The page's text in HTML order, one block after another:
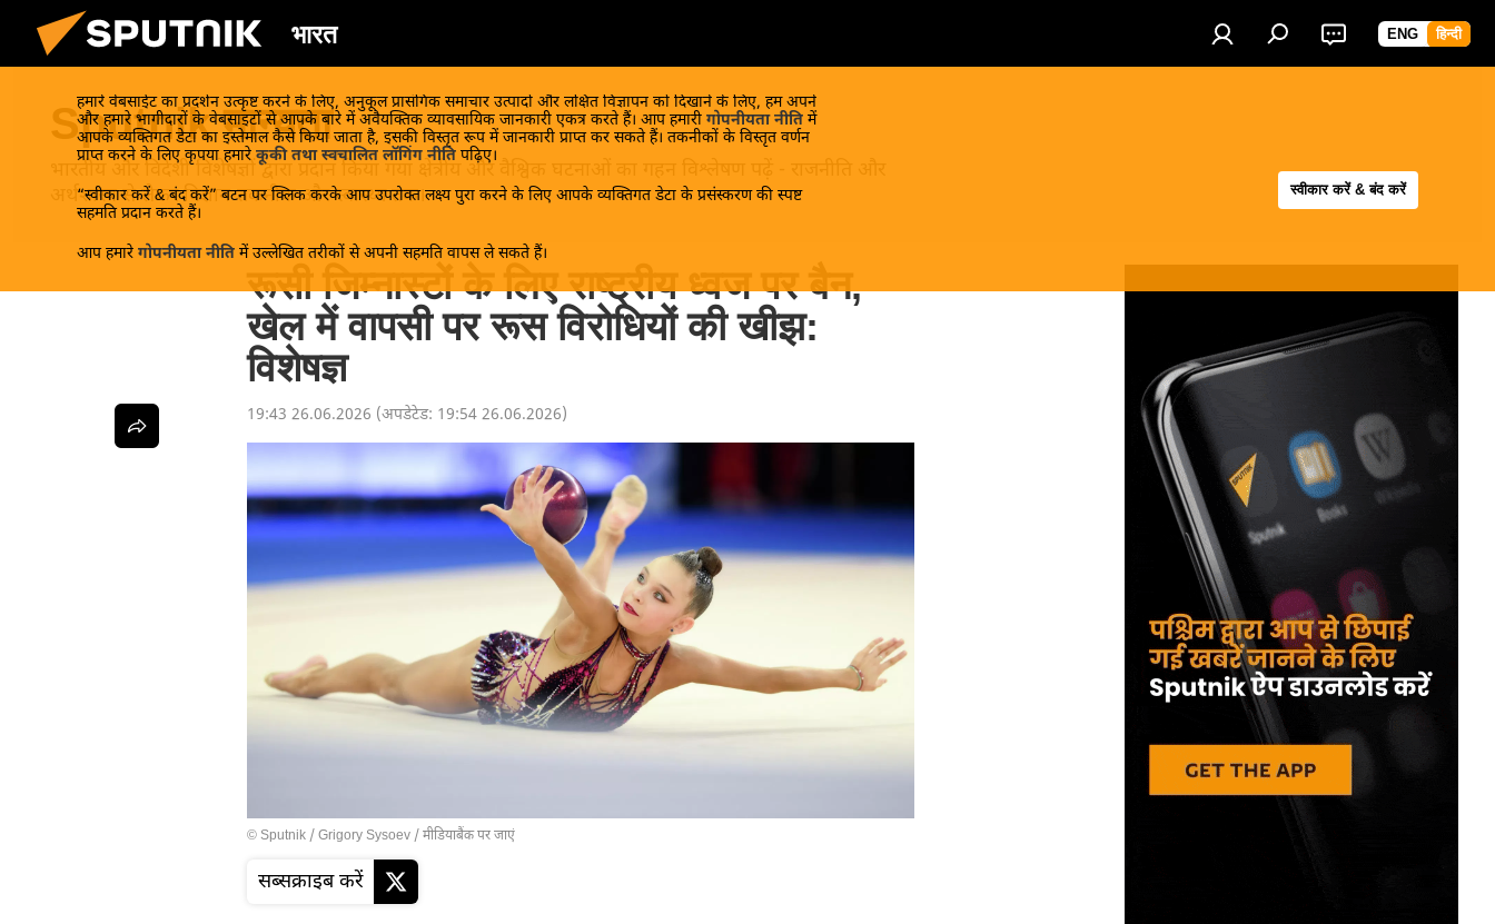
भारत ENG हिन्दी
हमारे वेबसाईट का प्रदर्शन उत्कृष्ट करने के लिए, अनुकूल प्रासंगिक समाचार उत्पादों और लक्षित विज्ञापन को दिखाने के लिए, हम अपने
और हमारे भागीदारों के वेबसाइटों से आपके बारे में अवैयक्तिक व्यावसायिक जानकारी एकत्र करते हैं। आप हमारी गोपनीयता नीति में
आपके व्यक्तिगत डेटा का इस्तेमाल कैसे किया जाता है, इसकी विस्तृत रूप में जानकारी प्राप्त कर सकते हैं। तकनीकों के विस्तृत वर्णन
प्राप्त करने के लिए कृपया हमारे कूकी तथा स्वचालित लॉगिंग नीति पढ़िए।
“स्वीकार करें & बंद करें” बटन पर क्लिक करके आप उपरोक्त लक्ष्य पुरा करने के लिए आपके व्यक्तिगत डेटा के प्रसंस्करण की स्पष्ट
सहमति प्रदान करते हैं।
आप हमारे गोपनीयता नीति में उल्लेखित तरीकों से अपनी सहमति वापस ले सकते हैं।
स्वीकार करें & बंद करें
Sputnik मान्यता
भारतीय और विदेशी विशेषज्ञों द्वारा प्रदान किया गया क्षेत्रीय और वैश्विक घटनाओं का गहन विश्लेषण पढ़ें - राजनीति और
अर्थशास्त्र से लेकर विज्ञान-तकनीक और स्वास्थ्य तक।
रूसी जिम्नास्टों के लिए राष्ट्रीय ध्वज पर बैन,
खेल में वापसी पर रूस विरोधियों की खीझ:
विशेषज्ञ
19:43 26.06.2026 (अपडेटेड: 19:54 26.06.2026)
© Sputnik / Grigory Sysoev /मीडियाबैंक पर जाएं
सब्सक्राइब करें